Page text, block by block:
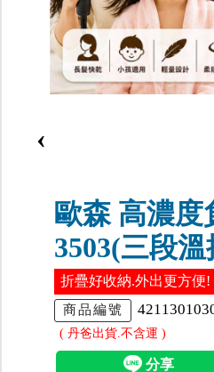
‹
歐森 高濃
3503(三段溫
折疊好收納.外出更方便!
商品編號
( 丹爸出貨.不含運 )